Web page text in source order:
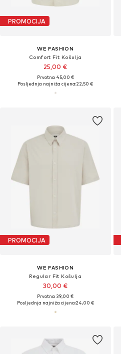
PROMOCIJA
WE FASHION
Comfort Fit Košulja
25,00 €
Prvotno: 45,00 €
Posljednja najniža cijena:22,50 €
PROMOCIJA
WE FASHION
Regular Fit Košulja
30,00 €
Prvotno: 39,00 €
Posljednja najniža cijena:24,00 €